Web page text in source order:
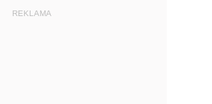
REKLAMA